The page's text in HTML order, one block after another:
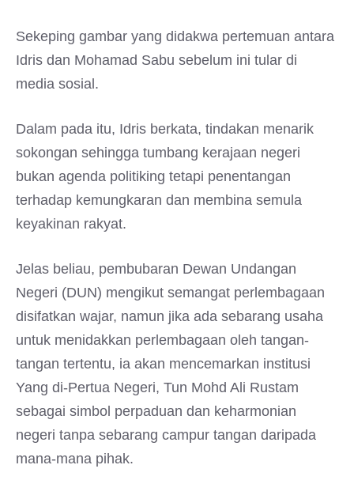
Sekeping gambar yang didakwa pertemuan antara
Idris dan Mohamad Sabu sebelum ini tular di
media sosial.
Dalam pada itu, Idris berkata, tindakan menarik
sokongan sehingga tumbang kerajaan negeri
bukan agenda politiking tetapi penentangan
terhadap kemungkaran dan membina semula
keyakinan rakyat.
Jelas beliau, pembubaran Dewan Undangan
Negeri (DUN) mengikut semangat perlembagaan
disifatkan wajar, namun jika ada sebarang usaha
untuk menidakkan perlembagaan oleh tangan-
tangan tertentu, ia akan mencemarkan institusi
Yang di-Pertua Negeri, Tun Mohd Ali Rustam
sebagai simbol perpaduan dan keharmonian
negeri tanpa sebarang campur tangan daripada
mana-mana pihak.